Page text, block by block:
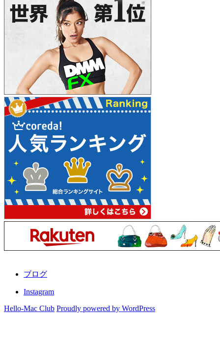
ブログ
Instagram
Hello-Mac Club Proudly powered by WordPress